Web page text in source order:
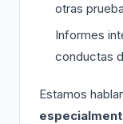
otras
Informes
conductas
Estamos